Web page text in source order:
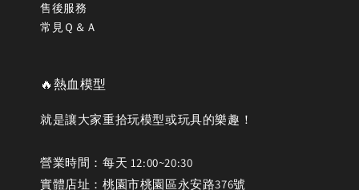
售後服務
常見Ｑ＆Ａ
🔥熱血模型
就是讓大家重拾玩模型或玩具的樂趣！
營業時間：每天 12:00~20:30
實體店址：桃園市桃園區永安路376號